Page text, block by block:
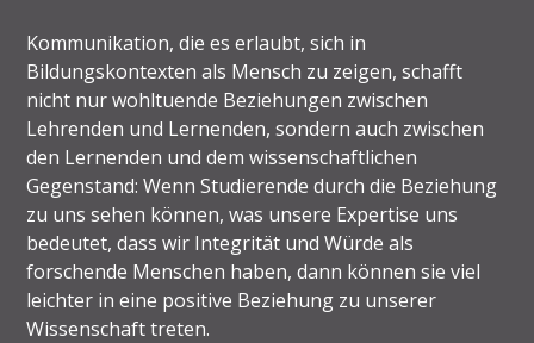
Kommunikation, die es erlaubt, sich in
Bildungskontexten als Mensch zu zeigen, schafft
nicht nur wohltuende Beziehungen zwischen
Lehrenden und Lernenden, sondern auch zwischen
den Lernenden und dem wissenschaftlichen
Gegenstand: Wenn Studierende durch die Beziehung
zu uns sehen können, was unsere Expertise uns
bedeutet, dass wir Integrität und Würde als
forschende Menschen haben, dann können sie viel
leichter in eine positive Beziehung zu unserer
Wissenschaft treten.